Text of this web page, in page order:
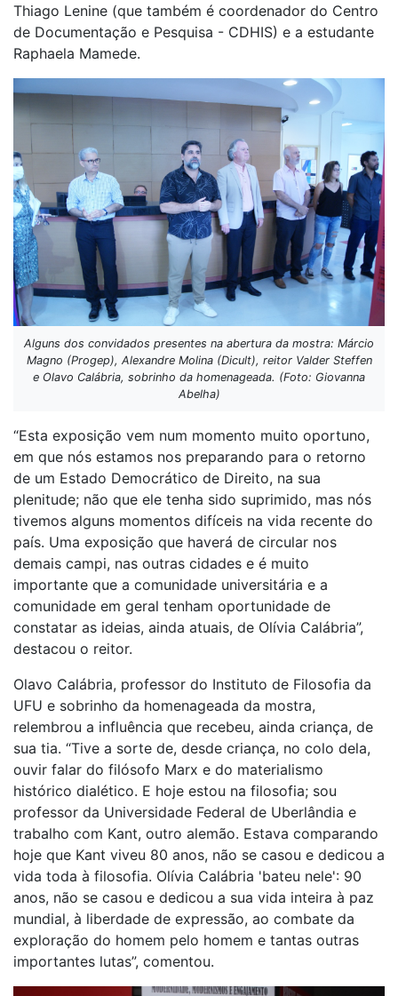
Thiago Lenine (que também é coordenador do Centro
de Documentação e Pesquisa - CDHIS) e a estudante
Raphaela Mamede.
Alguns dos convidados presentes na abertura da mostra: Márcio
Magno (Progep), Alexandre Molina (Dicult), reitor Valder Steffen
e Olavo Calábria, sobrinho da homenageada. (Foto: Giovanna
Abelha)
“Esta exposição vem num momento muito oportuno,
em que nós estamos nos preparando para o retorno
de um Estado Democrático de Direito, na sua
plenitude; não que ele tenha sido suprimido, mas nós
tivemos alguns momentos difíceis na vida recente do
país. Uma exposição que haverá de circular nos
demais campi, nas outras cidades e é muito
importante que a comunidade universitária e a
comunidade em geral tenham oportunidade de
constatar as ideias, ainda atuais, de Olívia Calábria”,
destacou o reitor.
Olavo Calábria, professor do Instituto de Filosofia da
UFU e sobrinho da homenageada da mostra,
relembrou a influência que recebeu, ainda criança, de
sua tia. “Tive a sorte de, desde criança, no colo dela,
ouvir falar do filósofo Marx e do materialismo
histórico dialético. E hoje estou na filosofia; sou
professor da Universidade Federal de Uberlândia e
trabalho com Kant, outro alemão. Estava comparando
hoje que Kant viveu 80 anos, não se casou e dedicou a
vida toda à filosofia. Olívia Calábria 'bateu nele': 90
anos, não se casou e dedicou a sua vida inteira à paz
mundial, à liberdade de expressão, ao combate da
exploração do homem pelo homem e tantas outras
importantes lutas”, comentou.